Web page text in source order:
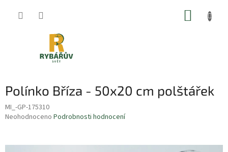
Polínko Bříza - 50x20 cm polštářek
MI_-GP-175310
Průměrné
je
Neohodnoceno Podrobnosti hodnocení